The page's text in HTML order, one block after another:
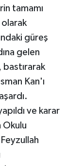
tamamı
güreş
gelen
bastırarak
Kan'ı
ve karar
Okulu